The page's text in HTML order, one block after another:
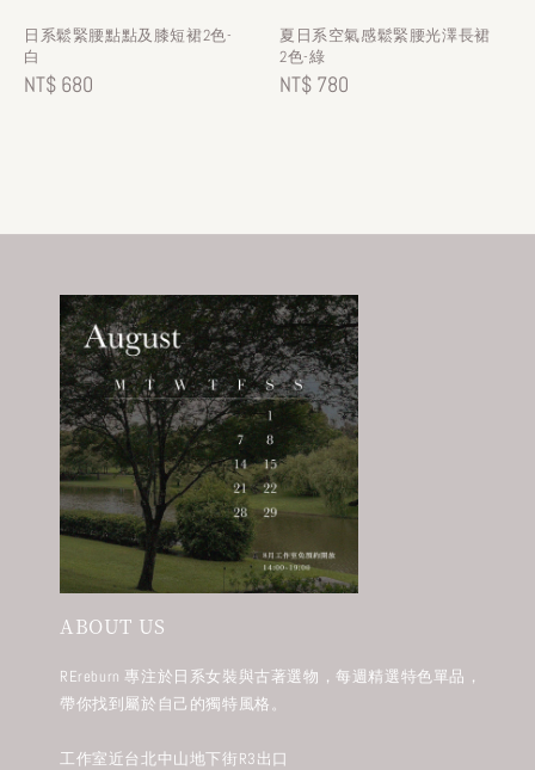
日系鬆緊腰點點及膝短裙2色-
白
Regular
NT$ 680
夏日系空氣感鬆緊腰光澤長裙
2色-綠
Regular
NT$ 780
ABOUT US
REreburn 專注於日系女裝與古著選物，每週精選特色單品，
帶你找到屬於自己的獨特風格。
工作室近台北中山地下街R3出口